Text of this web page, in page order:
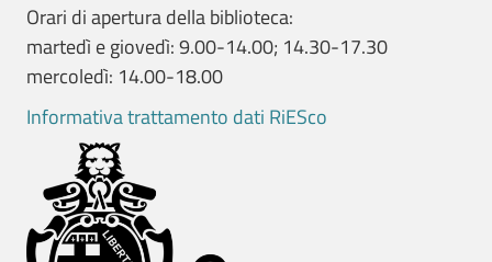
Orari di apertura della biblioteca:
martedì e giovedì: 9.00-14.00; 14.30-17.30
mercoledì: 14.00-18.00
Informativa trattamento dati RiESco